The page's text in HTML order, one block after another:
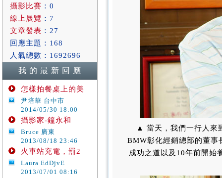
攝影比賽 ：0
線上展覽 ：7
文章發表 ：27
回應主題：168
人氣總數：1692696
我 的 最 新 回 應
怎樣拍餐桌上的美
尹培華 台中市
2014/05/30 18:00
攝影家-鐘永和
Bruce 廣東
2013/08/18 23:46
火車站充電，罰2
Laura EdDjvE
2013/07/01 08:16
▲ 當天，我們一行人來
BMW彰化經銷總部的董事
成功之道以及10年前開始